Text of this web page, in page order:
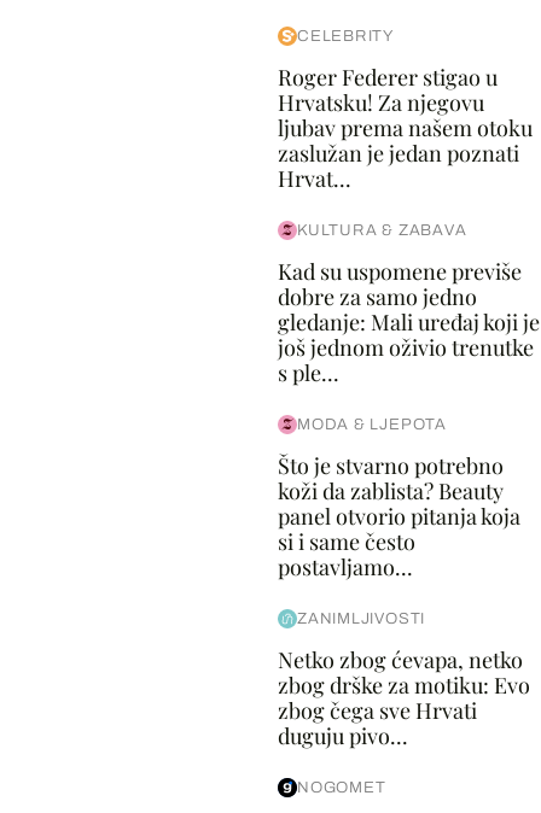
CELEBRITY
Roger Federer stigao u
Hrvatsku! Za njegovu
ljubav prema našem otoku
zaslužan je jedan poznati
Hrvat...
KULTURA & ZABAVA
Kad su uspomene previše
dobre za samo jedno
gledanje: Mali uređaj koji je
još jednom oživio trenutke
s ple...
MODA & LJEPOTA
Što je stvarno potrebno
koži da zablista? Beauty
panel otvorio pitanja koja
si i same često
postavljamo...
ZANIMLJIVOSTI
Netko zbog ćevapa, netko
zbog drške za motiku: Evo
zbog čega sve Hrvati
duguju pivo...
NOGOMET